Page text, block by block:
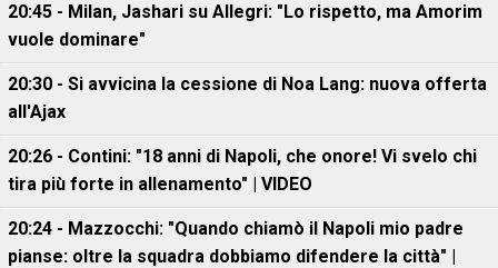
20:45 - Milan, Jashari su Allegri: "Lo rispetto, ma Amorim
vuole dominare"
20:30 - Si avvicina la cessione di Noa Lang: nuova offerta
all'Ajax
20:26 - Contini: "18 anni di Napoli, che onore! Vi svelo chi
tira più forte in allenamento" | VIDEO
20:24 - Mazzocchi: "Quando chiamò il Napoli mio padre
pianse: oltre la squadra dobbiamo difendere la città" |